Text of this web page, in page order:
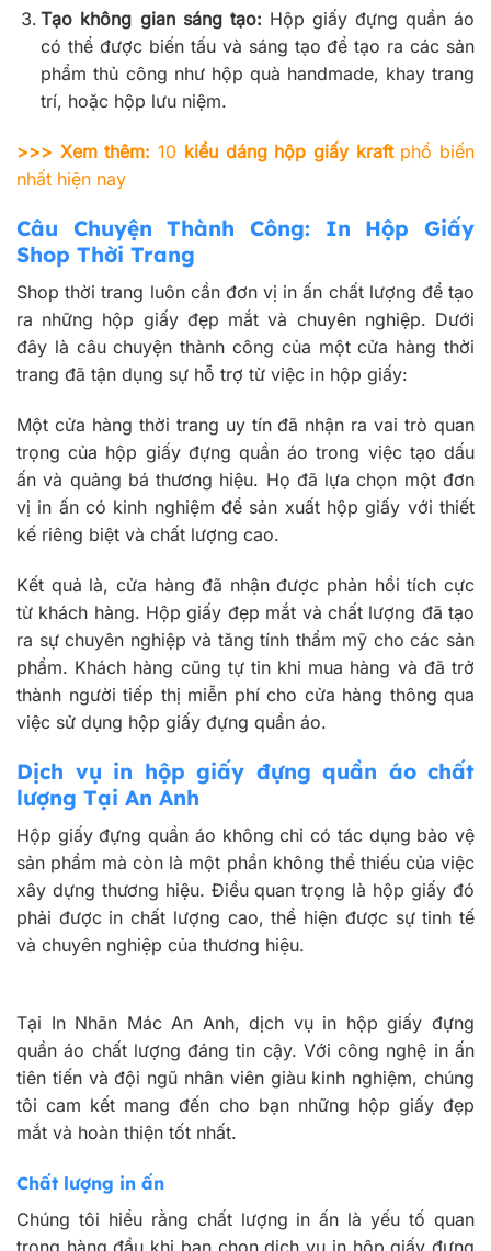
Tạo không gian sáng tạo: Hộp giấy đựng quần áo
có thể được biến tấu và sáng tạo để tạo ra các sản
phẩm thủ công như hộp quà handmade, khay trang
trí, hoặc hộp lưu niệm.
>>> Xem thêm: 10 kiểu dáng hộp giấy kraftphổ biến
nhất hiện nay
Câu Chuyện Thành Công: In Hộp Giấy
Shop Thời Trang
Shop thời trang luôn cần đơn vị in ấn chất lượng để tạo
ra những hộp giấy đẹp mắt và chuyên nghiệp. Dưới
đây là câu chuyện thành công của một cửa hàng thời
trang đã tận dụng sự hỗ trợ từ việc in hộp giấy:
Một cửa hàng thời trang uy tín đã nhận ra vai trò quan
trọng của hộp giấy đựng quần áo trong việc tạo dấu
ấn và quảng bá thương hiệu. Họ đã lựa chọn một đơn
vị in ấn có kinh nghiệm để sản xuất hộp giấy với thiết
kế riêng biệt và chất lượng cao.
Kết quả là, cửa hàng đã nhận được phản hồi tích cực
từ khách hàng. Hộp giấy đẹp mắt và chất lượng đã tạo
ra sự chuyên nghiệp và tăng tính thẩm mỹ cho các sản
phẩm. Khách hàng cũng tự tin khi mua hàng và đã trở
thành người tiếp thị miễn phí cho cửa hàng thông qua
việc sử dụng hộp giấy đựng quần áo.
Dịch vụ in hộp giấy đựng quần áo chất
lượng Tại An Anh
Hộp giấy đựng quần áo không chỉ có tác dụng bảo vệ
sản phẩm mà còn là một phần không thể thiếu của việc
xây dựng thương hiệu. Điều quan trọng là hộp giấy đó
phải được in chất lượng cao, thể hiện được sự tinh tế
và chuyên nghiệp của thương hiệu.
Tại In Nhãn Mác An Anh, dịch vụ in hộp giấy đựng
quần áo chất lượng đáng tin cậy. Với công nghệ in ấn
tiên tiến và đội ngũ nhân viên giàu kinh nghiệm, chúng
tôi cam kết mang đến cho bạn những hộp giấy đẹp
mắt và hoàn thiện tốt nhất.
Chất lượng in ấn
Chúng tôi hiểu rằng chất lượng in ấn là yếu tố quan
trọng hàng đầu khi bạn chọn dịch vụ in hộp giấy đựng